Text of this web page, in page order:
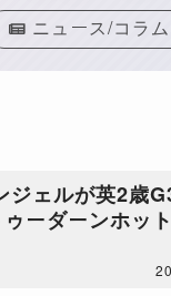
ニュース/コラム
ジェルが英2歳
ーダーンホッ